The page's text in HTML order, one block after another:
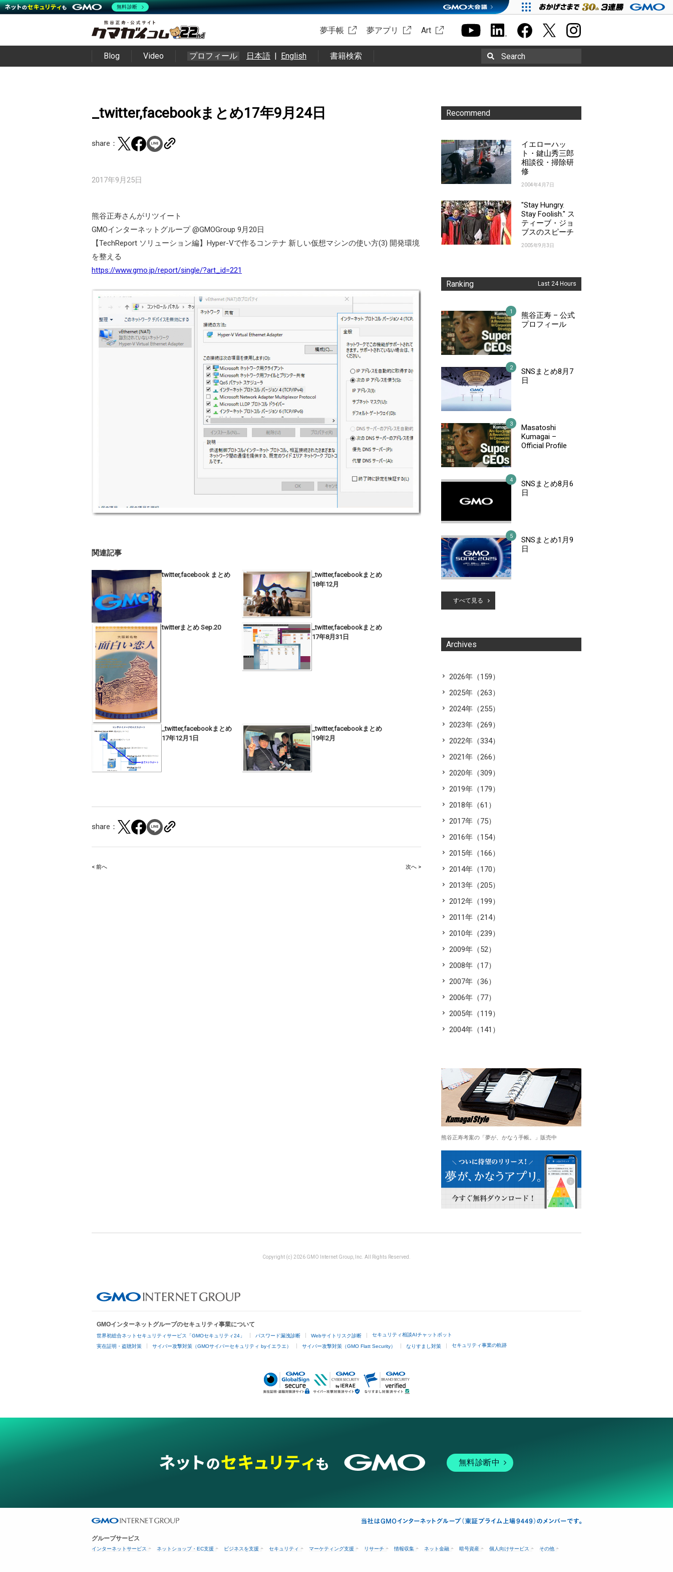
夢手帳 夢アプリ Art
Blog Video プロフィール 日本語 | English 書籍検索 Search
_twitter,facebookまとめ17年9月24日
share：
2017年9月25日
熊谷正寿さんがリツイート
GMOインターネットグループ‏ @GMOGroup 9月20日
【TechReport ソリューション編】Hyper-Vで作るコンテナ 新しい仮想マシンの使い方(3) 開発環境
を整える
https://www.gmo.jp/report/single/?art_id=221
関連記事
twitter,facebook まとめ
_twitter,facebookまとめ
18年12月
twitterまとめ Sep.20
_twitter,facebookまとめ
17年8月31日
_twitter,facebookまとめ
17年12月1日
_twitter,facebookまとめ
19年2月
share：
Post
< 前へ 次へ >
Recommend
イエローハッ
ト・鍵山秀三郎
相談役・掃除研
修
2004年4月7日
"Stay Hungry.
Stay Foolish." ス
ティーブ・ジョ
ブスのスピーチ
2005年9月3日
Ranking Last 24 Hours
熊谷正寿 – 公式
プロフィール
SNSまとめ8月7
日
Masatoshi
Kumagai –
Official Profile
SNSまとめ8月6
日
SNSまとめ1月9
日
すべて見る
Archives
2026年（159）
2025年（263）
2024年（255）
2023年（269）
2022年（334）
2021年（266）
2020年（309）
2019年（179）
2018年（61）
2017年（75）
2016年（154）
2015年（166）
2014年（170）
2013年（205）
2012年（199）
2011年（214）
2010年（239）
2009年（52）
2008年（17）
2007年（36）
2006年（77）
2005年（119）
2004年（141）
熊谷正寿考案の「夢が、かなう手帳。」販売中
Copyright (c) 2026 GMO Internet Group, Inc. All Rights Reserved.
GMOインターネットグループのセキュリティ事業について
世界初総合ネットセキュリティサービス「GMOセキュリティ24」 パスワード漏洩診断 Webサイトリスク診断 セキュリティ相談AIチャットボット
実在証明・盗聴対策 サイバー攻撃対策（GMOサイバーセキュリティ byイエラエ） サイバー攻撃対策（GMO Flatt Security） なりすまし対策 セキュリティ事業の軌跡
無料診断中
グループサービス
インターネットサービス ネットショップ・EC支援 ビジネスを支援 セキュリティ マーケティング支援 リサーチ 情報収集 ネット金融 暗号資産 個人向けサービス その他
無料診断